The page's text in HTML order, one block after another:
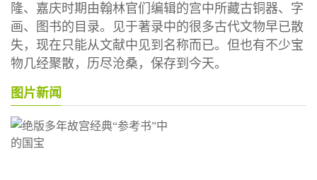
隆、嘉庆时期由翰林官们编辑的宫中所藏古铜器、字
画、图书的目录。见于著录中的很多古代文物早已散
失，现在只能从文献中见到名称而已。但也有不少宝
物几经聚散，历尽沧桑，保存到今天。
图片新闻